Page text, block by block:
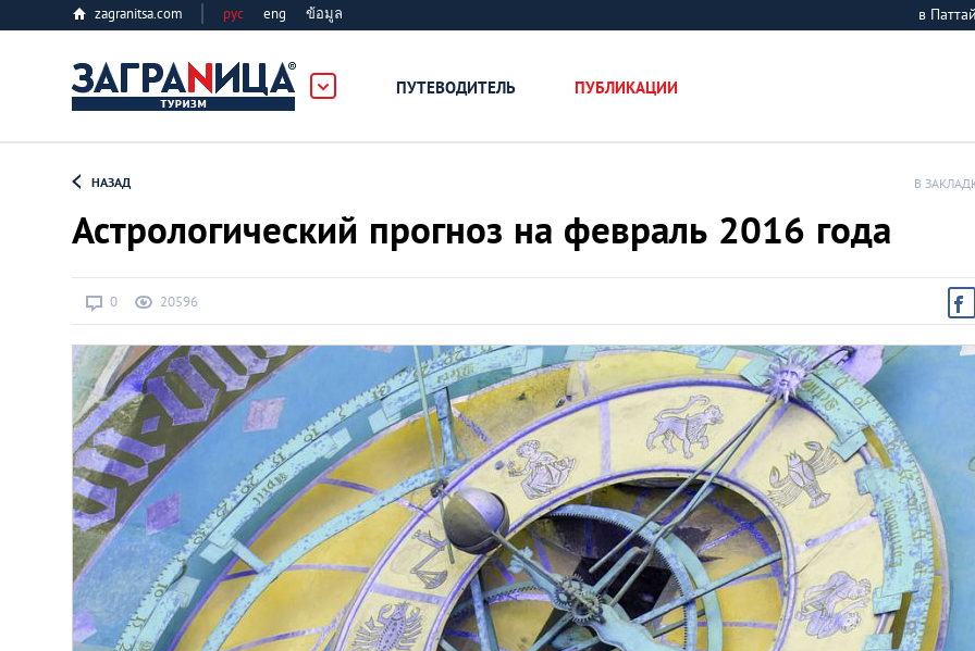
zagranitsa.com рус eng ข้อมูล в
ПУТЕВОДИТЕЛЬ ПУБЛИКАЦИИ
Алматы
Астана
Киев
Лондон
Лос-Анджелес
НАЗАД В
Астрологический прогноз на февраль 2016 года
0 20596